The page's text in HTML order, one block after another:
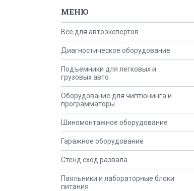
Все для автоэкспертов
Диагностическое оборудование
Подъемники для легковых и
грузовых авто
Оборудование для чиптюнинга и
программаторы
Шиномонтажное оборудование
Гаражное оборудование
Стенд сход развала
Паяльники и лабораторные блоки
питания